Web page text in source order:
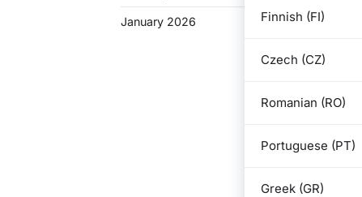
Finnish (FI)
Czech (CZ)
Romanian (RO)
Portuguese (PT)
Greek (GR)
January 2026